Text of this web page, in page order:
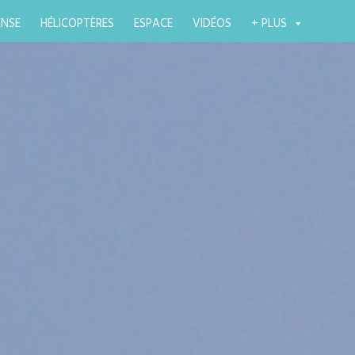
HÉLICOPTÈRES ESPACE VIDÉOS + PLUS